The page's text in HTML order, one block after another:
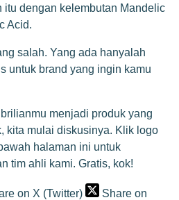
itu dengan kelembutan Mandelic
Acid.
salah. Yang ada hanyalah
untuk brand yang ingin kamu
menjadi produk yang
kita mulai diskusinya. Klik logo
halaman ini untuk
tim ahli kami. Gratis, kok!
on X (Twitter)
Share on